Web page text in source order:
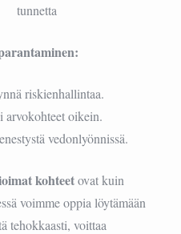
tunnetta
riskienhallintaa.
arvokohteet oikein.
vedonlyönnissä.
kohteetovat kuin
voimme oppia löytämään
tehokkaasti, voittaa